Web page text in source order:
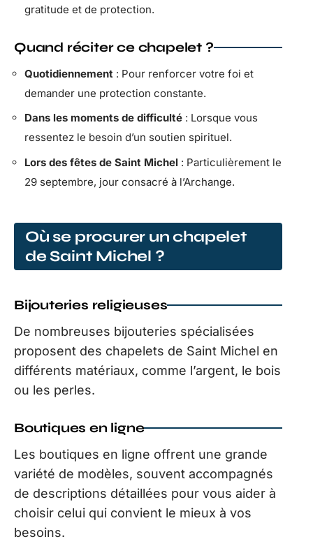
gratitude et de protection.
Quand réciter ce chapelet ?
Quotidiennement : Pour renforcer votre foi et
demander une protection constante.
Dans les moments de difficulté : Lorsque vous
ressentez le besoin d’un soutien spirituel.
Lors des fêtes de Saint Michel : Particulièrement le
29 septembre, jour consacré à l’Archange.
Où se procurer un chapelet
de Saint Michel ?
Bijouteries religieuses
De nombreuses bijouteries spécialisées
proposent des chapelets de Saint Michel en
différents matériaux, comme l’argent, le bois
ou les perles.
Boutiques en ligne
Les boutiques en ligne offrent une grande
variété de modèles, souvent accompagnés
de descriptions détaillées pour vous aider à
choisir celui qui convient le mieux à vos
besoins.